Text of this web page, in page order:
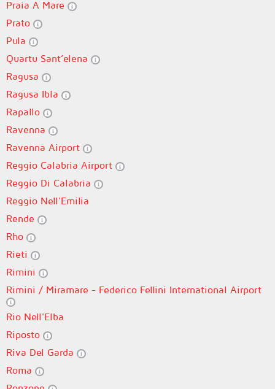
Praia A Mare
Prato
Pula
Quartu Sant’elena
Ragusa
Ragusa Ibla
Rapallo
Ravenna
Ravenna Airport
Reggio Calabria Airport
Reggio Di Calabria
Reggio Nell'Emilia
Rende
Rho
Rieti
Rimini
Rimini / Miramare - Federico Fellini International Airport
Rio Nell'Elba
Riposto
Riva Del Garda
Roma